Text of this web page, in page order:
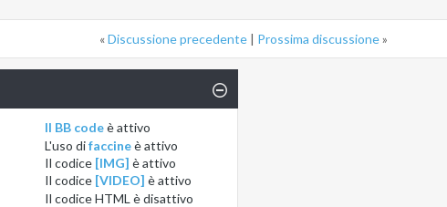
«Discussione precedente | Prossima discussione»
Il BB codeèattivo
L'uso difaccineèattivo
Il codice [IMG] èattivo
Il codice [VIDEO] èattivo
Il codice HTML èdisattivo